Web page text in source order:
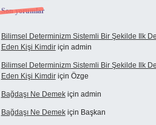
Son yorumlar
Bilimsel Determinizm Sistemli Bir Şekilde Ilk
Eden Kişi Kimdiriçin admin
Bilimsel Determinizm Sistemli Bir Şekilde Ilk
Eden Kişi Kimdiriçin Özge
Bağdaşı Ne Demekiçin admin
Bağdaşı Ne Demekiçin Başkan